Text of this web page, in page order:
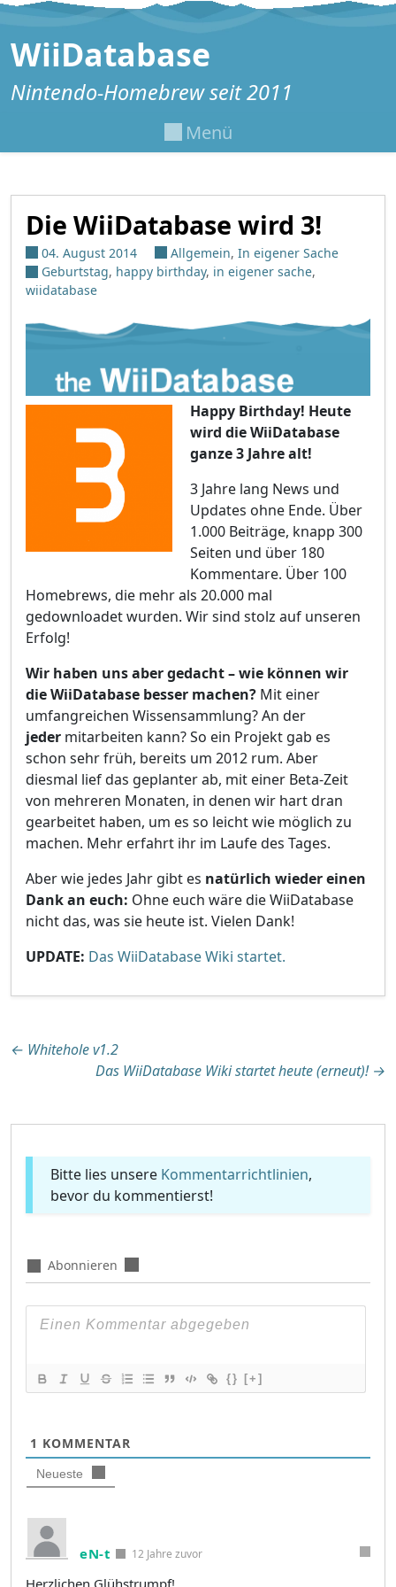
Zum Inhalt springen
WiiDatabase
Nintendo-Homebrew seit 2011
Menü
Die WiiDatabase wird 3!
04. August 2014 Allgemein, In eigener Sache
Geburtstag, happy birthday, in eigener sache,
wiidatabase
Happy Birthday! Heute
wird die WiiDatabase
ganze 3 Jahre alt!
3 Jahre lang News und
Updates ohne Ende. Über
1.000 Beiträge, knapp 300
Seiten und über 180
Kommentare. Über 100
Homebrews, die mehr als 20.000 mal
gedownloadet wurden. Wir sind stolz auf unseren
Erfolg!
Wir haben uns aber gedacht – wie können wir
die WiiDatabase besser machen? Mit einer
umfangreichen Wissensammlung? An der
jeder mitarbeiten kann? So ein Projekt gab es
schon sehr früh, bereits um 2012 rum. Aber
diesmal lief das geplanter ab, mit einer Beta-Zeit
von mehreren Monaten, in denen wir hart dran
gearbeitet haben, um es so leicht wie möglich zu
machen. Mehr erfahrt ihr im Laufe des Tages.
Aber wie jedes Jahr gibt es natürlich wieder einen
Dank an euch: Ohne euch wäre die WiiDatabase
nicht das, was sie heute ist. Vielen Dank!
UPDATE: Das WiiDatabase Wiki startet.
Beitragsnavigation
← Whitehole v1.2
Das WiiDatabase Wiki startet heute (erneut)! →
Bitte lies unsere Kommentarrichtlinien,
bevor du kommentierst!
Abonnieren
{} [+]
1 KOMMENTAR
Neueste
eN-t 12 Jahre zuvor
Herzlichen Glühstrumpf!